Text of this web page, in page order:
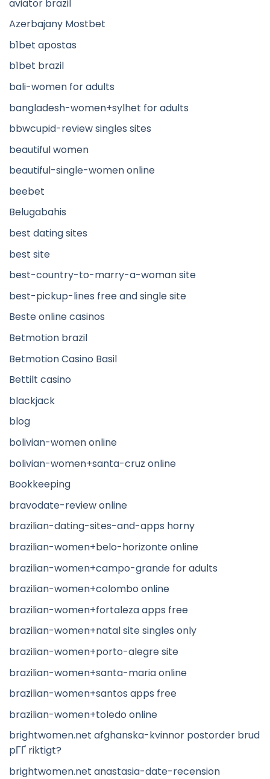
aviator brazil
Azerbajany Mostbet
b1bet apostas
b1bet brazil
bali-women for adults
bangladesh-women+sylhet for adults
bbwcupid-review singles sites
beautiful women
beautiful-single-women online
beebet
Belugabahis
best dating sites
best site
best-country-to-marry-a-woman site
best-pickup-lines free and single site
Beste online casinos
Betmotion brazil
Betmotion Casino Basil
Bettilt casino
blackjack
blog
bolivian-women online
bolivian-women+santa-cruz online
Bookkeeping
bravodate-review online
brazilian-dating-sites-and-apps horny
brazilian-women+belo-horizonte online
brazilian-women+campo-grande for adults
brazilian-women+colombo online
brazilian-women+fortaleza apps free
brazilian-women+natal site singles only
brazilian-women+porto-alegre site
brazilian-women+santa-maria online
brazilian-women+santos apps free
brazilian-women+toledo online
brightwomen.net afghanska-kvinnor postorder brud
pГҐ riktigt?
brightwomen.net anastasia-date-recension